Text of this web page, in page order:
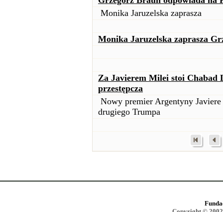
Monika Jaruzelska zaprasza
Monika Jaruzelska zaprasza
Za Javierem Milei stoi Chabad
przestępcza
Nowy premier Argentyny
drugiego Trumpa